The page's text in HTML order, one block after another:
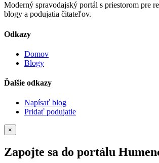
Moderný spravodajský portál s priestorom pre
blogy a podujatia čitateľov.
Odkazy
Domov
Blogy
Ďalšie odkazy
Napísať blog
Pridať podujatie
×
Zapojte sa do portálu